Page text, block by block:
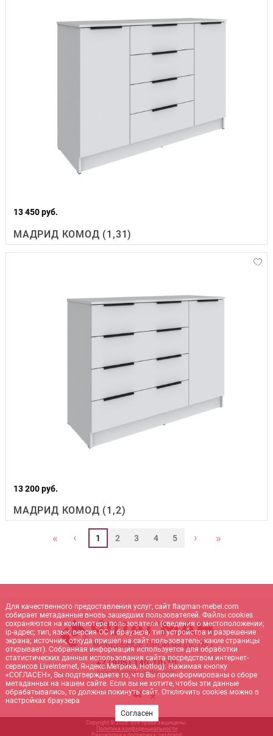
13 450 руб.
МАДРИД КОМОД (1,31)
13 200 руб.
МАДРИД КОМОД (1,2)
« ‹ 1 2 3 4 5 › »
+7 (905) 140-10-10
sale@flagman-mebel.com
Copyright © 2026. Все права защищены.
Политика конфиденциальности
Разработка и поддержка: net- brand
Для качественного предоставления услуг, сайт flagman-mebel.com
собирает метаданные вновь зашедших пользователей. Файлы cookies
сохраняются на компьютере пользователя (сведения о местоположении;
ip-адрес; тип, язык, версия ОС и браузера; тип устройства и разрешение
экрана; источник, откуда пришел на сайт пользователь; какие страницы
открывает). Собранная информация используется для обработки
статистических данных использования сайта посредством интернет-
сервисов LiveInternet, Яндекс.Метрика, Hotlog). Нажимая кнопку
«СОГЛАСЕН», Вы подтверждаете то, что Вы проинформированы о сборе
метаданных на нашем сайте. Если вы не хотите, чтобы эти данные
обрабатывались, то должны покинуть сайт. Отключить cookies можно в
настройках браузера
Согласен